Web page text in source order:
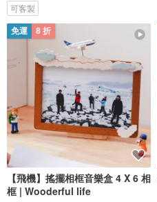
可客製
免運 8 折
【飛機】搖擺相框音樂盒 4 X 6 相
框 | Wooderful life